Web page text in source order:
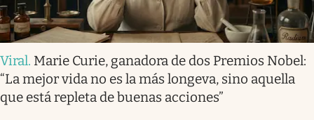
Viral. Marie Curie, ganadora de dos Premios Nobel:
“La mejor vida no es la más longeva, sino aquella
que está repleta de buenas acciones”